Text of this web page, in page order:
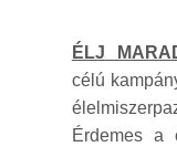
ÉLJ
célú
Érdemes a